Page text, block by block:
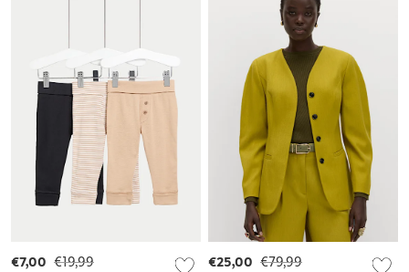
(3 κιλά-3 ετών)
€19,99
€7,00 €79,99
€25,00